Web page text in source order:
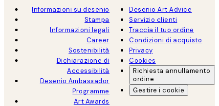
Informazioni su desenio
Stampa
Informazioni legali
Career
Sostenibilità
Dichiarazione di
Accessibilità
Desenio Ambassador
Programme
Art Awards
Desenio Art Advice
Servizio clienti
Traccia il tuo ordine
Condizioni di acquisto
Privacy
Cookies
Richiesta annullamento
ordine
Gestire i cookie